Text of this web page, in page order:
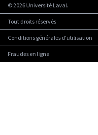
©2026 Université Laval.
Tout droits réservés
Conditions générales d'utilisation
Fraudes en ligne